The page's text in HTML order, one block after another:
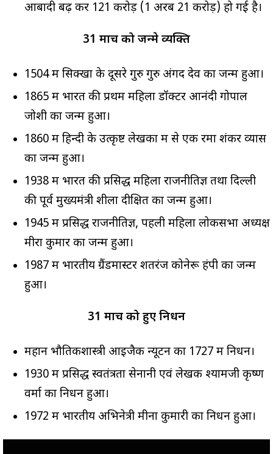
आबादी बढ़ कर 121 करोड़ (1 अरब 21 करोड़) हो गई है।
31 मार्च को जन्मे व्यक्ति
1504 में सिक्खों के दूसरे गुरु गुरु अंगद देव का जन्म हुआ।
1865 में भारत की प्रथम महिला डॉक्टर आनंदी गोपाल
जोशी का जन्म हुआ।
1860 में हिन्दी के उत्कृष्ट लेखकों में से एक रमा शंकर व्यास
का जन्म हुआ।
1938 में भारत की प्रसिद्ध महिला राजनीतिज्ञ तथा दिल्ली
की पूर्व मुख्यमंत्री शीला दीक्षित का जन्म हुआ।
1945 में प्रसिद्ध राजनीतिज्ञ, पहली महिला लोकसभा अध्यक्ष
मीरा कुमार का जन्म हुआ।
1987 में भारतीय ग्रैंडमास्टर शतरंज कोनेरू हंपी का जन्म
हुआ।
31 मार्च को हुए निधन
महान भौतिकशास्त्री आइजैक न्यूटन का 1727 में निधन।
1930 में प्रसिद्ध स्वतंत्रता सेनानी एवं लेखक श्यामजी कृष्ण
वर्मा का निधन हुआ।
1972 में भारतीय अभिनेत्री मीना कुमारी का निधन हुआ।